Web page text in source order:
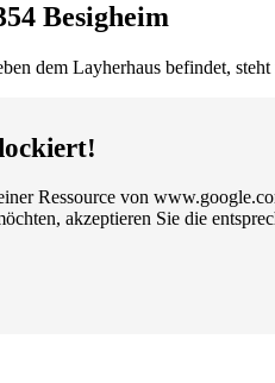
Besigheim
dem Layherhaus befindet,
Ressource von
akzeptieren Sie die